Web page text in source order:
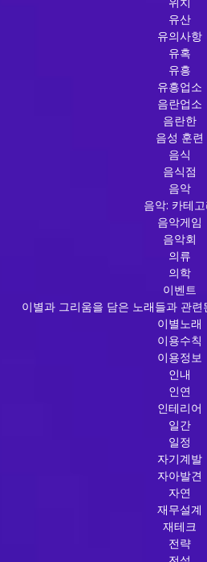
유산
유의사항
유혹
유흥
유흥업소
음란업소
음란한
음성 훈련
음식
음식점
음악
음악: 카테고
음악게임
음악회
의류
의학
이벤트
이별과 그리움을 담은 노래들과 관
이별노래
이용수칙
이용정보
인내
인연
인테리어
일간
일정
자기계발
자아발견
자연
재무설계
재테크
전략